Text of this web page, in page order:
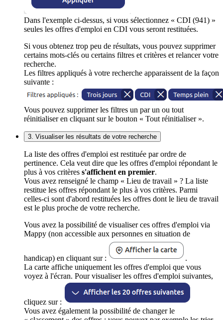
Dans l'exemple ci-dessus, si vous sélectionnez « CDI (941) »
seules les offres d'emploi en CDI vous seront restituées.
Si vous obtenez trop peu de résultats, vous pouvez supprimer
certains mots-clés ou certains filtres et critères et relancer votre
recherche.
Les filtres appliqués à votre recherche apparaissent de la façon
suivante :
Vous pouvez supprimer les filtres un par un ou tout
réinitialiser en cliquant sur le bouton « Tout réinitialiser ».
3. Visualiser les résultats de votre recherche
La liste des offres d'emploi est restituée par ordre de
pertinence. Cela veut dire que les offres d'emploi répondant le
plus à vos critères s'affichent en premier.
Vous avez renseigné le champ « Lieu de travail » ? La liste
restitue les offres répondant le plus à vos critères. Parmi
celles-ci sont d'abord restituées les offres dont le lieu de travail
est le plus proche de votre recherche.
Vous avez la possibilité de visualiser ces offres d'emploi via
Mappy (non accessible aux personnes en situation de
handicap) en cliquant sur :
.
La carte affiche uniquement les offres d'emploi que vous
voyez à l'écran. Pour visualiser les offres d'emploi suivantes,
cliquez sur :
Vous avez également la possibilité de changer le